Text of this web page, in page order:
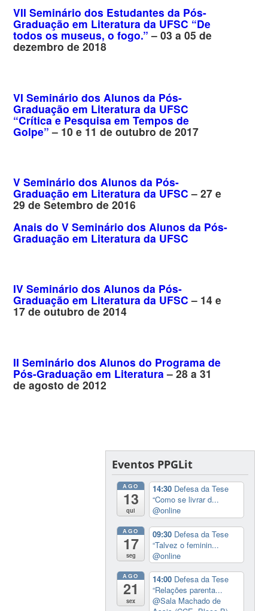
VII Seminário dos Estudantes da Pós-
Graduação em Literatura da UFSC “De
todos os museus, o fogo.” – 03 a 05 de
dezembro de 2018
VI Seminário dos Alunos da Pós-
Graduação em Literatura da UFSC
“Crítica e Pesquisa em Tempos de
Golpe” – 10 e 11 de outubro de 2017
V Seminário dos Alunos da Pós-
Graduação em Literatura da UFSC – 27 e
29 de Setembro de 2016
Anais do V Seminário dos Alunos da Pós-
Graduação em Literatura da UFSC
IV Seminário dos Alunos da Pós-
Graduação em Literatura da UFSC – 14 e
17 de outubro de 2014
II Seminário dos Alunos do Programa de
Pós-Graduação em Literatura – 28 a 31
de agosto de 2012
Eventos PPGLit
AGO
13
qui
14:30 Defesa da Tese
“Como se livrar d...
@online
AGO
17
seg
09:30 Defesa da Tese
“Talvez o feminin...
@online
AGO
21
sex
14:00 Defesa da Tese
“Relações parenta...
@Sala Machado de